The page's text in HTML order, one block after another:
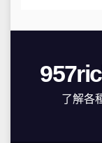
了解各